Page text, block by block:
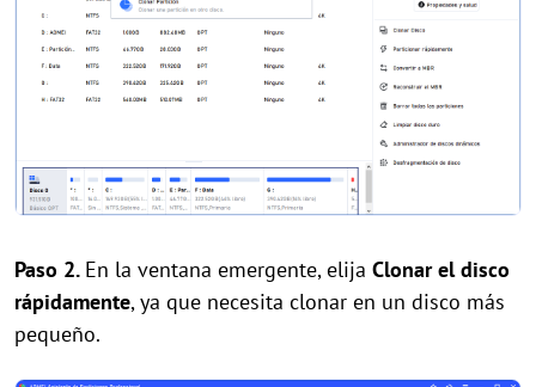
Paso 2. En la ventana emergente, elija Clonar el disco
rápidamente, ya que necesita clonar en un disco más
pequeño.